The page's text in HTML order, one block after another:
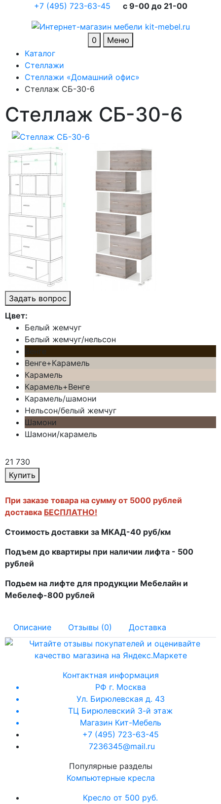
+7 (495) 723-63-45 c 9-00 до 21-00
0
Меню
Каталог
Стеллажи
Стеллажи «Домашний офис»
Стеллаж CБ-30-6
Стеллаж CБ-30-6
Задать вопрос
Цвет:
Белый жемчуг
Белый жемчуг/нельсон
Венге
Венге+Карамель
Карамель
Карамель+Венге
Карамель/шамони
Нельсон/белый жемчуг
Шамони
Шамони/карамель
21 730
Купить
При заказе товара на сумму от 5000 рублей
доставка БЕСПЛАТНО!
Стоимость доставки за МКАД-40 руб/км
Подъем до квартиры при наличии лифта - 500
рублей
Подьем на лифте для продукции Мебелайн и
Мебелеф-800 рублей
Описание Отзывы (0) Доставка
Контактная информация
РФ г. Москва
Ул. Бирюлевская д. 43
ТЦ Бирюлевский 3-й этаж
Магазин Кит-Мебель
+7 (495) 723-63-45
7236345@mail.ru
Популярные разделы
Компьютерные кресла
Кресло от 500 руб.